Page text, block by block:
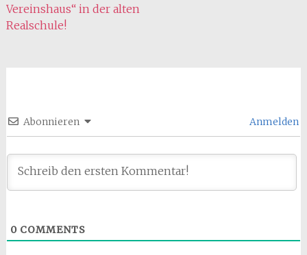
Vereinshaus“ in der alten
Realschule!
Abonnieren Anmelden
0COMMENTS